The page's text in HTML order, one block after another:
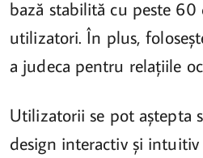
bază stabilită cu peste
utilizatori. În plus,
a judeca pentru relațiile
Utilizatorii se pot aștepta
design interactiv și